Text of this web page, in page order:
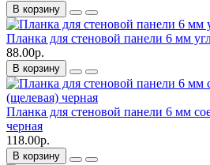
В корзину
Планка для стеновой панели 6 мм
88.00р.
В корзину
Планка для стеновой панели 6 мм
черная
118.00р.
В корзину